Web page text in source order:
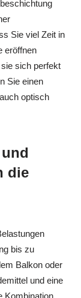
Sie viel Zeit in
eröffnen
sich perfekt
Sie einen
optisch
die
bis zu
Balkon oder
und eine
Kombination